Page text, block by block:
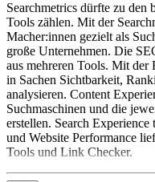
Searchmetrics dürfte zu den
Tools zählen. Mit der
Macher:innen gezielt als
große Unternehmen. Die
aus mehreren Tools. Mit der
in Sachen Sichtbarkeit,
analysieren. Content
Suchmaschinen und die
erstellen. Search
und Website Performance
Tools und Link Checker.
Searchmetrics Funktionen &